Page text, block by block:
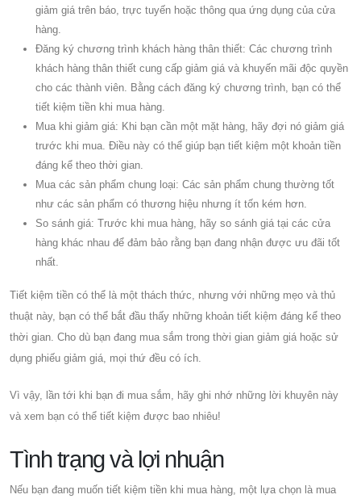
giảm giá trên báo, trực tuyến hoặc thông qua ứng dụng của cửa
hàng.
Đăng ký chương trình khách hàng thân thiết: Các chương trình
khách hàng thân thiết cung cấp giảm giá và khuyến mãi độc quyền
cho các thành viên. Bằng cách đăng ký chương trình, bạn có thể
tiết kiệm tiền khi mua hàng.
Mua khi giảm giá: Khi bạn cần một mặt hàng, hãy đợi nó giảm giá
trước khi mua. Điều này có thể giúp bạn tiết kiệm một khoản tiền
đáng kể theo thời gian.
Mua các sản phẩm chung loại: Các sản phẩm chung thường tốt
như các sản phẩm có thương hiệu nhưng ít tốn kém hơn.
So sánh giá: Trước khi mua hàng, hãy so sánh giá tại các cửa
hàng khác nhau để đảm bảo rằng bạn đang nhận được ưu đãi tốt
nhất.
Tiết kiệm tiền có thể là một thách thức, nhưng với những mẹo và thủ
thuật này, bạn có thể bắt đầu thấy những khoản tiết kiệm đáng kể theo
thời gian. Cho dù bạn đang mua sắm trong thời gian giảm giá hoặc sử
dụng phiếu giảm giá, mọi thứ đều có ích.
Vì vậy, lần tới khi bạn đi mua sắm, hãy ghi nhớ những lời khuyên này
và xem bạn có thể tiết kiệm được bao nhiêu!
Tình trạng và lợi nhuận
Nếu bạn đang muốn tiết kiệm tiền khi mua hàng, một lựa chọn là mua